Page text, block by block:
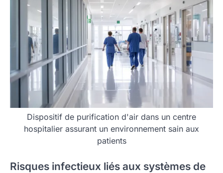
Dispositif de purification d'air dans un centre
hospitalier assurant un environnement sain aux
patients
Risques infectieux liés aux systèmes de